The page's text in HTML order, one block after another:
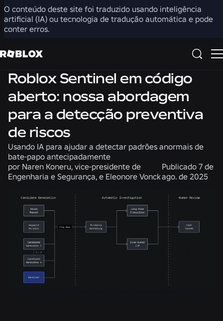
O conteúdo deste site foi traduzido usando inteligência
artificial (IA) ou tecnologia de tradução automática e pode
conter erros.
Compartilhar
Segurança + Civilidade
Roblox Sentinel em código
aberto: nossa abordagem
para a detecção preventiva
de riscos
Usando IA para ajudar a detectar padrões anormais de
bate-papo antecipadamente
por Naren Koneru, vice-presidente de
Engenharia e Segurança, e Eleonore Vonck
Publicado 7 de
ago. de 2025